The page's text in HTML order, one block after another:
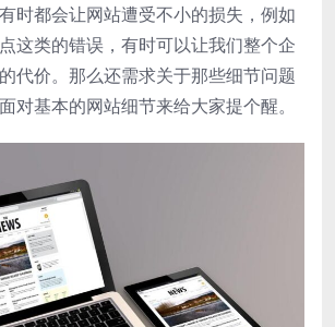
时都会让网站遭受不小的损失，例如
这类的错误，有时可以让我们整个企
代价。那么还需求关于那些细节问题
对基本的网站细节来给大家提个醒。